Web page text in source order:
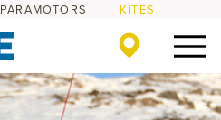
PARAMOTORS KITES